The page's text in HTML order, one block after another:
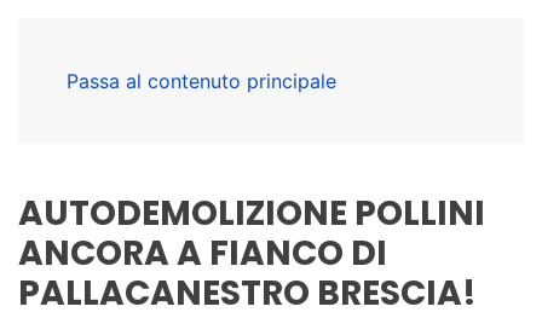
Passa al contenuto principale
AUTODEMOLIZIONE POLLINI
ANCORA A FIANCO DI
PALLACANESTRO BRESCIA!